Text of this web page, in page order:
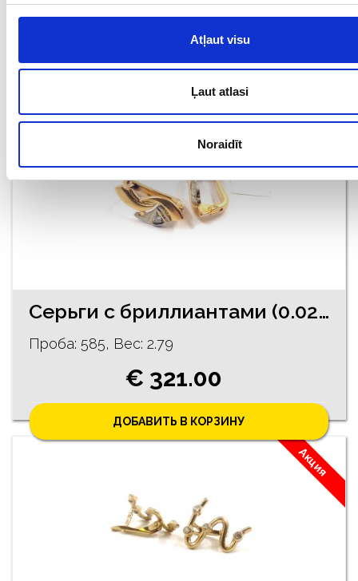
Atļaut visu
Ļaut atlasi
Noraidīt
€ 322.00
ДОБАВИТЬ В КОРЗИНУ
Серьги с бриллиантами (0.02ct) 911-0861
Проба: 585, Bес: 2.79
€ 321.00
ДОБАВИТЬ В КОРЗИНУ
Акция